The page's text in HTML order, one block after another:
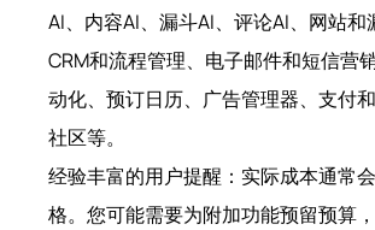
AI、内容AI、漏斗AI、评论AI、网站和
CRM和流程管理、电子邮件和短信营
动化、预订日历、广告管理器、支付和
社区等。
经验丰富的用户提醒：实际成本通常
格。您可能需要为附加功能预留预算